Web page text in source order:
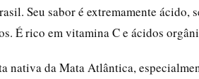
Seu sabor é extremamente ácido,
É rico em vitamina C e ácidos
nativa da Mata Atlântica,